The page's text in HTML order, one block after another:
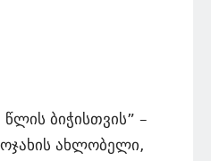
ბიჭისთვის” –
ახლობელი,